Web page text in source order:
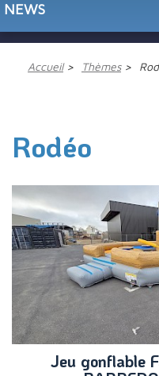
NEWS
Accueil Thèmes
Rodéo
Jeu gonflable